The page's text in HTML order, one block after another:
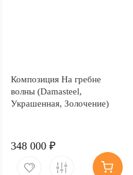
Композиция На гребне
волны (Damasteel,
Украшенная, Золочение)
348 000 ₽